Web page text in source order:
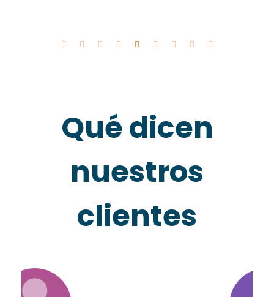
Qué dicen
nuestros
clientes